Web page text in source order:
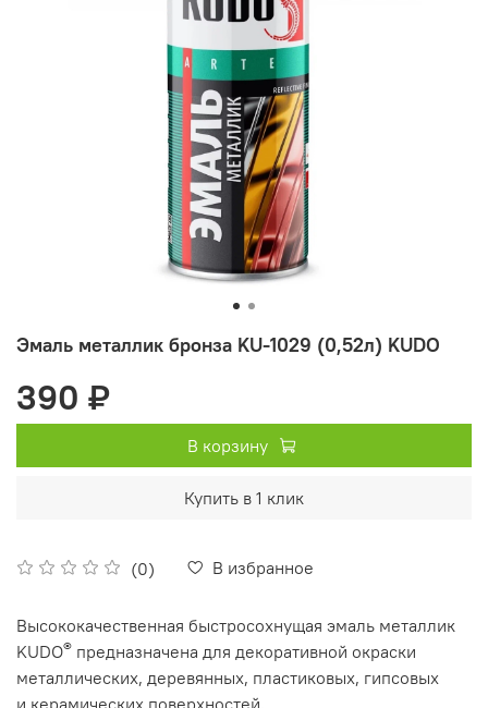
Эмаль металлик бронза KU-1029 (0,52л) KUDO
(0) В избранное
390 ₽
В корзину
Купить в 1 клик
Высококачественная быстросохнущая эмаль металлик
KUDO® предназначена для декоративной окраски
металлических, деревянных, пластиковых, гипсовых
и керамических поверхностей.